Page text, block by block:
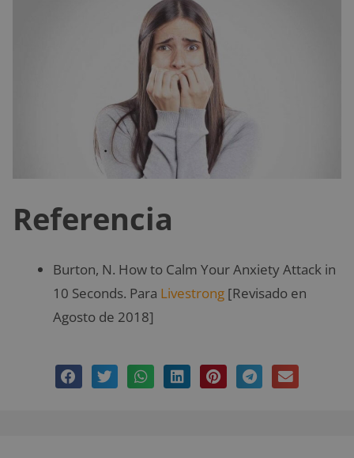
Referencia
Burton, N. How to Calm Your Anxiety Attack in
10 Seconds. Para Livestrong [Revisado en
Agosto de 2018]